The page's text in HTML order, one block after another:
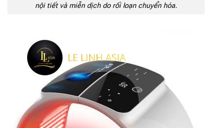
nội tiết và miễn dịch do rối loạn chuyển hóa.